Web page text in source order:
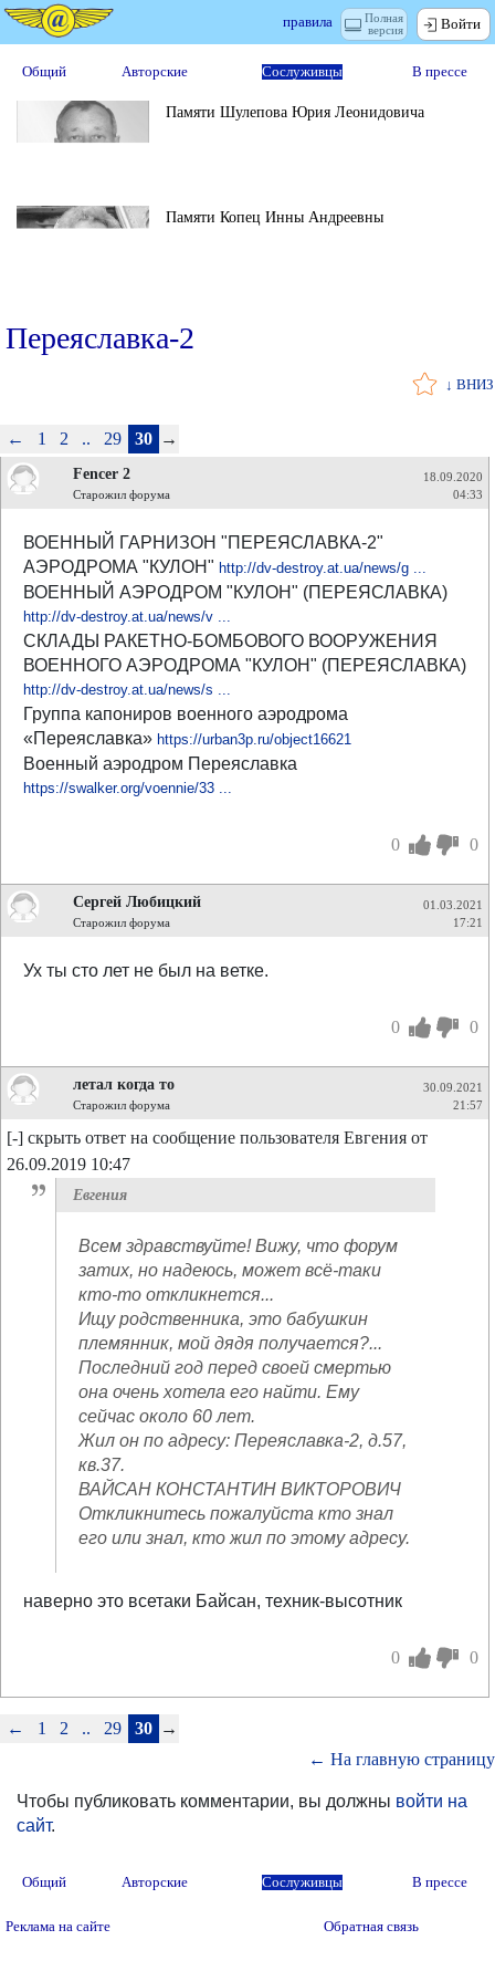
Полная
версия
правила Войти
Общий Авторские Сослуживцы В прессе
Памяти Шулепова Юрия Леонидовича
Памяти Копец Инны Андреевны
Переяславка-2
↓ ВНИЗ
← 1 2 .. 29 30 →
Fencer 2
Старожил форума
18.09.2020
04:33
ВОЕННЫЙ ГАРНИЗОН "ПЕРЕЯСЛАВКА-2"
АЭРОДРОМА "КУЛОН" http://dv-destroy.at.ua/news/g ...
ВОЕННЫЙ АЭРОДРОМ "КУЛОН" (ПЕРЕЯСЛАВКА)
http://dv-destroy.at.ua/news/v ...
СКЛАДЫ РАКЕТНО-БОМБОВОГО ВООРУЖЕНИЯ
ВОЕННОГО АЭРОДРОМА "КУЛОН" (ПЕРЕЯСЛАВКА)
http://dv-destroy.at.ua/news/s ...
Группа капониров военного аэродрома
«Переяславка» https://urban3p.ru/object16621
Военный аэродром Переяславка
https://swalker.org/voennie/33 ...
0 0
Сергей Любицкий
Старожил форума
01.03.2021
17:21
Ух ты сто лет не был на ветке.
0 0
летал когда то
Старожил форума
30.09.2021
21:57
[-] скрыть ответ на сообщение пользователя Евгения от
26.09.2019 10:47
Евгения
Всем здравствуйте! Вижу, что форум
затих, но надеюсь, может всё-таки
кто-то откликнется...
Ищу родственника, это бабушкин
племянник, мой дядя получается?...
Последний год перед своей смертью
она очень хотела его найти. Ему
сейчас около 60 лет.
Жил он по адресу: Переяславка-2, д.57,
кв.37.
ВАЙСАН КОНСТАНТИН ВИКТОРОВИЧ
Откликнитесь пожалуйста кто знал
его или знал, кто жил по этому адресу.
наверно это всетаки Байсан, техник-высотник
0 0
← 1 2 .. 29 30 →
← На главную страницу
Чтобы публиковать комментарии, вы должны войти на
сайт.
Общий Авторские Сослуживцы В прессе
Реклама на сайте Обратная связь